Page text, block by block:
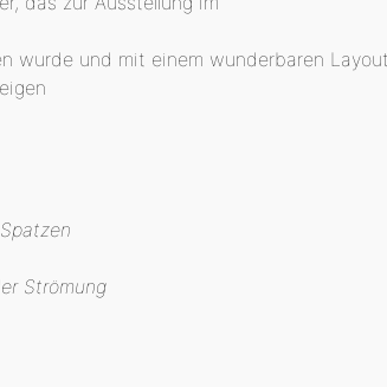
wurde und mit einem wunderbaren
Strömung